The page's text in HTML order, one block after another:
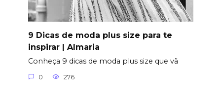
9 Dicas de moda plus size para te
inspirar | Almaria
Conheça 9 dicas de moda plus size que vã
0 276